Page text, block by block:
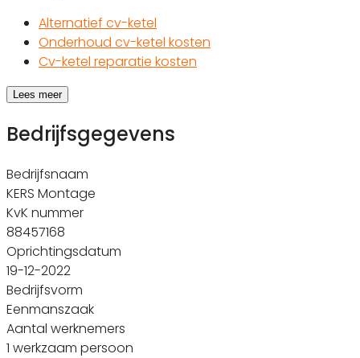
Alternatief cv-ketel
Onderhoud cv-ketel kosten
Cv-ketel reparatie kosten
Lees meer
Bedrijfsgegevens
Bedrijfsnaam
KERS Montage
KvK nummer
88457168
Oprichtingsdatum
19-12-2022
Bedrijfsvorm
Eenmanszaak
Aantal werknemers
1 werkzaam persoon